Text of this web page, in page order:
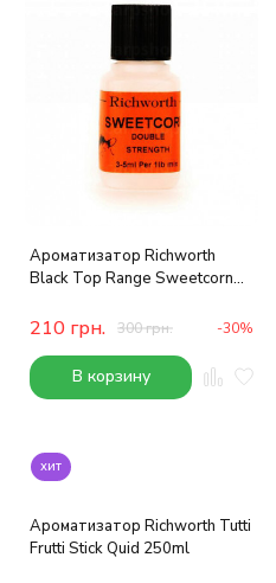
покупателей
Ароматизатор Richworth
Black Top Range Sweetcorn
210 грн. 300грн. -30%
В корзину
хит
Ароматизатор Richworth Tutti
Frutti Stick Quid 250ml